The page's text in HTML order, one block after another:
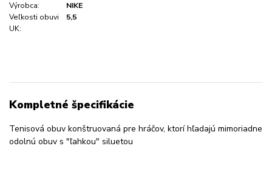
Výrobca:
NIKE
Veľkosti obuvi
UK:
5,5
Kompletné špecifikácie
Tenisová obuv konštruovaná pre hráčov, ktorí hľadajú mimoriadne
odolnú obuv s "ľahkou" siluetou